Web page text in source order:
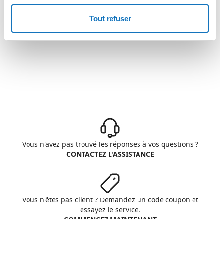
Tout refuser
Vous n'avez pas trouvé les réponses à vos questions ?
CONTACTEZ L'ASSISTANCE
Vous n'êtes pas client ? Demandez un code coupon et
essayez le service.
COMMENCEZ MAINTENANT